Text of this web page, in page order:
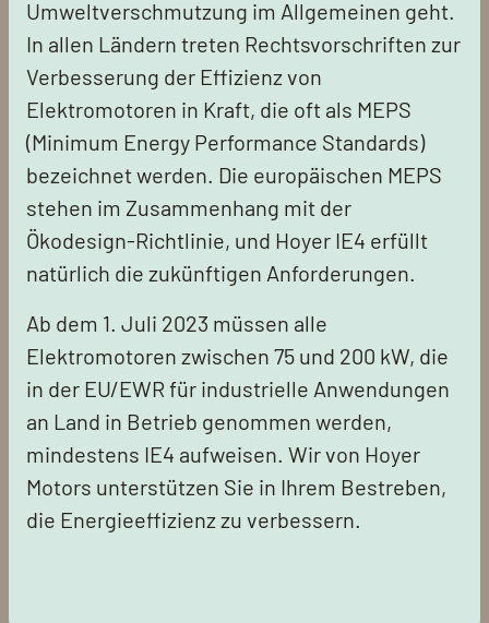
Umweltverschmutzung im Allgemeinen geht.
In allen Ländern treten Rechtsvorschriften zur
Verbesserung der Effizienz von
Elektromotoren in Kraft, die oft als MEPS
(Minimum Energy Performance Standards)
bezeichnet werden. Die europäischen MEPS
stehen im Zusammenhang mit der
Ökodesign-Richtlinie, und Hoyer IE4 erfüllt
natürlich die zukünftigen Anforderungen.
Ab dem 1. Juli 2023 müssen alle
Elektromotoren zwischen 75 und 200 kW, die
in der EU/EWR für industrielle Anwendungen
an Land in Betrieb genommen werden,
mindestens IE4 aufweisen. Wir von Hoyer
Motors unterstützen Sie in Ihrem Bestreben,
die Energieeffizienz zu verbessern.